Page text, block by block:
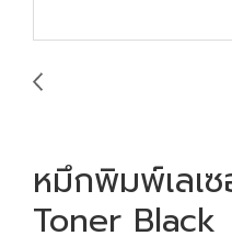
หมึกพิมพ์เลเ
Toner Black